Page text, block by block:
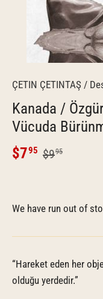
ÇETIN ÇETINTAŞ /
Kanada /
Vücuda
$795 $995
We have run out of
“Hareket eden her
olduğu yerdedir.”